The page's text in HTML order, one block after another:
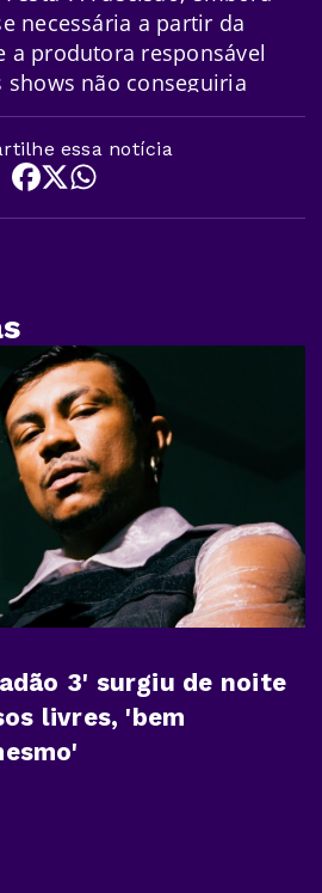
necessária a partir da
a produtora responsável
shows não conseguiria
necessárias para que as
acontecessem da
com a
essa notícia
3' surgiu de noite
livres, 'bem